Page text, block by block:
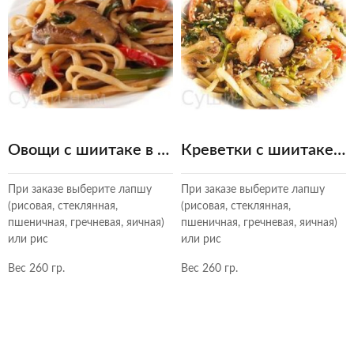
Овощи с шиитаке в кисло-сладком соусе
При заказе выберите лапшу
(рисовая, стеклянная,
пшеничная, гречневая, яичная)
или рис
Вес 260 гр.
Креветки с шиитаке в устричном соусе
При заказе выберите лапшу
(рисовая, стеклянная,
пшеничная, гречневая, яичная)
или рис
Вес 260 гр.